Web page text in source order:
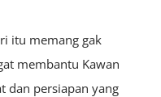
itu memang gak
membantu Kawan
dan persiapan yang